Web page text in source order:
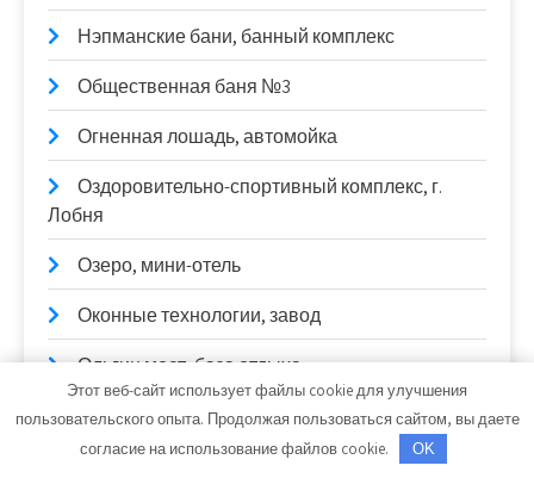
Нэпманские бани, банный комплекс
Общественная баня №3
Огненная лошадь, автомойка
Оздоровительно-спортивный комплекс, г.
Лобня
Озеро, мини-отель
Оконные технологии, завод
Ольгин мост, база отдыха
Оскар, автомойка и шиномонтажная
мастерская
Этот веб-сайт использует файлы cookie для улучшения
пользовательского опыта. Продолжая пользоваться сайтом, вы даете
согласие на использование файлов cookie.
OK